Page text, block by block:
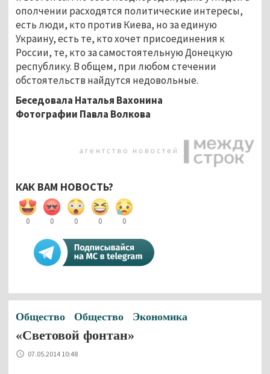
ополчении расходятся политические интересы,
есть люди, кто против Киева, но за единую
Украину, есть те, кто хочет присоединения к
России, те, кто за самостоятельную Донецкую
республику. В общем, при любом стечении
обстоятельств найдутся недовольные.
Беседовала Наталья Вахонина
Фотографии Павла Волкова
КАК ВАМ НОВОСТЬ?
0 0 0 0 0
Общество Общество Экономика
«Световой фонтан»
07.05.2014 10:48